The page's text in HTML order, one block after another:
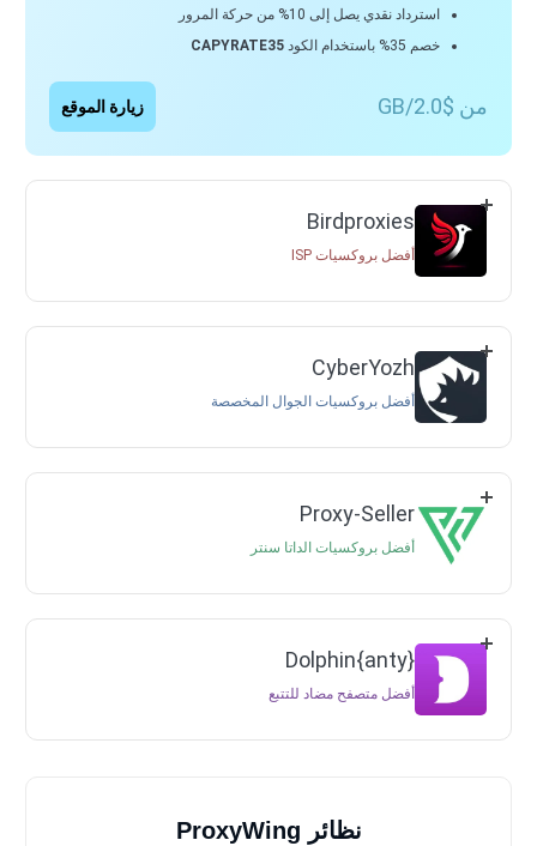
استرداد نقدي يصل إلى 10% من حركة المرور
خصم 35% باستخدام الكود
CAPYRATE35
من $2.0/GB زيارة الموقع
Birdproxies
أفضل بروكسيات ISP
CyberYozh
أفضل بروكسيات الجوال المخصصة
Proxy-Seller
أفضل بروكسيات الداتا سنتر
Dolphin{anty}
أفضل متصفح مضاد للتتبع
نظائر ProxyWing